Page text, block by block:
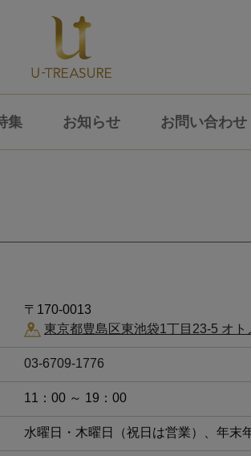
集 お知らせ お問い合わせ
〒170-0013
東京都豊島区東池袋1丁目23-5 オ
03-6709-1776
11：00 ～ 19：00
水曜日・木曜日（祝日は営業）、年末